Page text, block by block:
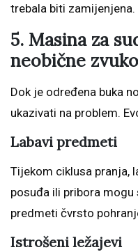
trebala biti zamijenjena.
5. Masina za
neobične
Dok je određena buka
ukazivati na problem.
Labavi predmeti
Tijekom ciklusa pranja,
posuđa ili pribora
predmeti čvrsto
Istrošeni ležajevi